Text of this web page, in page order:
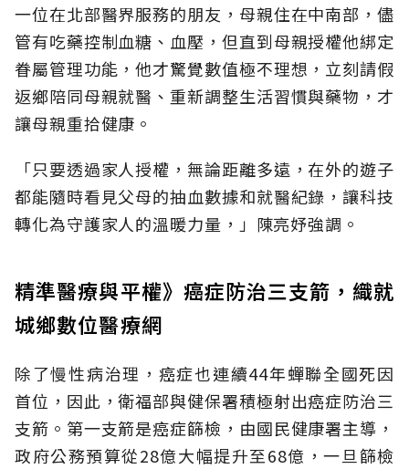
一位在北部醫界服務的朋友，母親住在中南部，儘
管有吃藥控制血糖、血壓，但直到母親授權他綁定
眷屬管理功能，他才驚覺數值極不理想，立刻請假
返鄉陪同母親就醫、重新調整生活習慣與藥物，才
讓母親重拾健康。
「只要透過家人授權，無論距離多遠，在外的遊子
都能隨時看見父母的抽血數據和就醫紀錄，讓科技
轉化為守護家人的溫暖力量，」陳亮妤強調。
精準醫療與平權》癌症防治三支箭，織就
城鄉數位醫療網
除了慢性病治理，癌症也連續44年蟬聯全國死因
首位，因此，衛福部與健保署積極射出癌症防治三
支箭。第一支箭是癌症篩檢，由國民健康署主導，
政府公務預算從28億大幅提升至68億，一旦篩檢